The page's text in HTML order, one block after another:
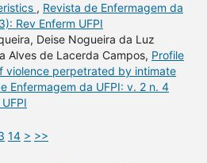
, Revista de Enfermagem da
Rev Enferm UFPI
Deise Nogueira da Luz
Alves de Lacerda Campos, Profile
violence perpetrated by intimate
Enfermagem da UFPI: v. 2 n. 4
14 > >>